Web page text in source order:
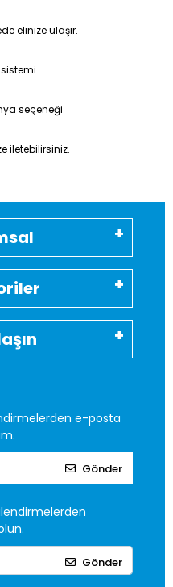
elinize ulaşır.
seçeneği
iletebilirsiniz.
e-posta
Gönder
Gönder